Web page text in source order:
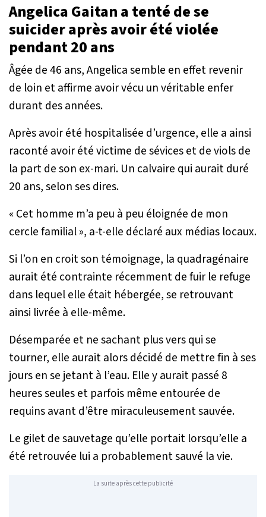
Angelica Gaitan a tenté de se
suicider après avoir été violée
pendant 20 ans
Âgée de 46 ans, Angelica semble en effet revenir
de loin et affirme avoir vécu un véritable enfer
durant des années.
Après avoir été hospitalisée d’urgence, elle a ainsi
raconté avoir été victime de sévices et de viols de
la part de son ex-mari. Un calvaire qui aurait duré
20 ans, selon ses dires.
« Cet homme m’a peu à peu éloignée de mon
cercle familial», a-t-elle déclaré aux médias locaux.
Si l’on en croit son témoignage, la quadragénaire
aurait été contrainte récemment de fuir le refuge
dans lequel elle était hébergée, se retrouvant
ainsi livrée à elle-même.
Désemparée et ne sachant plus vers qui se
tourner, elle aurait alors décidé de mettre fin à ses
jours en se jetant à l’eau. Elle y aurait passé 8
heures seules et parfois même entourée de
requins avant d’être miraculeusement sauvée.
Le gilet de sauvetage qu’elle portait lorsqu’elle a
été retrouvée lui a probablement sauvé la vie.
La suite après cette publicité